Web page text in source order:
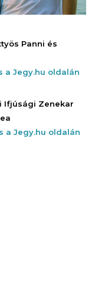
Panni és
a Jegy.hu oldalán
Ifjúsági Zenekar
a Jegy.hu oldalán